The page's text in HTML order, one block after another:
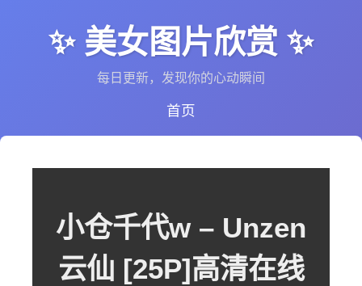
✨ 美女图片欣赏 ✨
每日更新，发现你的心动瞬间
首页
小仓千代w – Unzen
云仙 [25P]高清在线